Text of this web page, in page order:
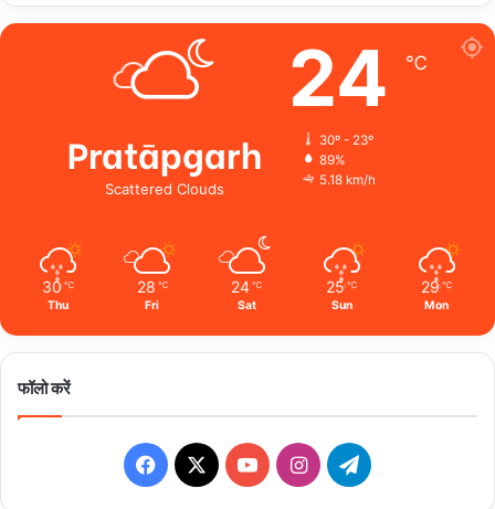
Pratāpgarh
Scattered Clouds
24 ℃
30º - 23º
89%
5.18 km/h
30 ℃
Thu
28 ℃
Fri
24 ℃
Sat
25 ℃
Sun
29 ℃
Mon
फॉलो करें
Facebook
X YouTubeInstagramTelegram